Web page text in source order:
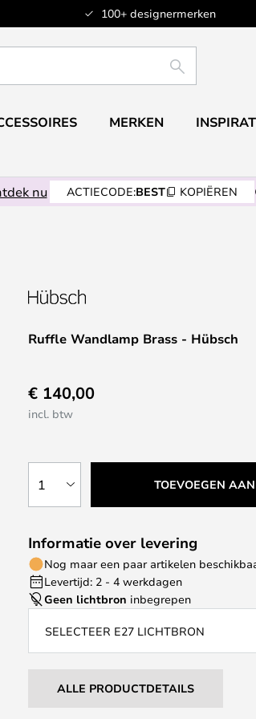
100+ designermerken
ZOEKEN
MERKEN
nu ACTIECODE:BEST KOPIËREN
Ruffle Wandlamp Brass - Hübsch
€ 140,00
incl. btw
1 TOEVOEGEN
Informatie over levering
Nog maar een paar artikelen
Levertijd: 2 - 4 werkdagen
Geen lichtbron inbegrepen
SELECTEER E27 LICHTBRON
ALLE PRODUCTDETAILS